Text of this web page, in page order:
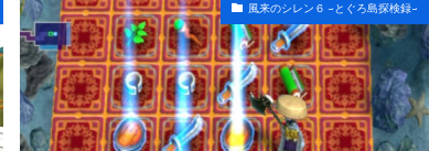
風来のシレン６ ~とぐろ島探検録~